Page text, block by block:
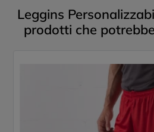
Leggins
prodotti che